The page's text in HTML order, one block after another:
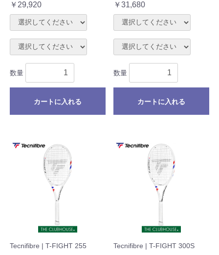
￥29,920
数量
カートに入れる
￥31,680
数量
カートに入れる
Tecnifibre | T-FIGHT 255 Tecnifibre | T-FIGHT 300S